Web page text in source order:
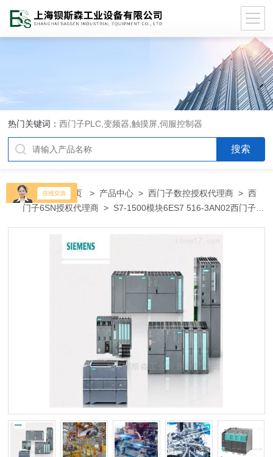
热门关键词：西门子PLC,变频器,触摸屏,伺服控制器
当前位置：首页 > 产品中心 >西门子数控授权代理商 >西
门子6SN授权代理商 > S7-1500模块6ES7 516-3AN02西门子